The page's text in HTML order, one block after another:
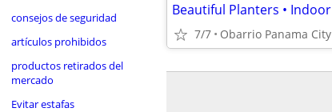
consejos de seguridad
artículos prohibidos
productos retirados del
mercado
Evitar estafas
7/7 Obarrio Panama City